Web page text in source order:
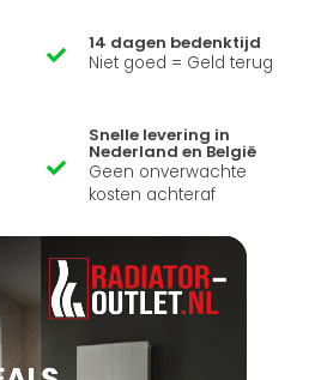
14 dagen bedenktijd
Niet goed = Geld terug
Snelle levering in
Nederland en België
Geen onverwachte
kosten achteraf